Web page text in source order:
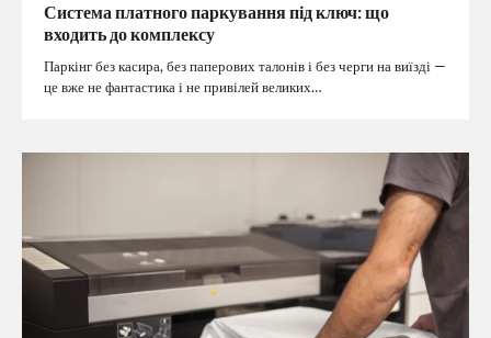
Система платного паркування під ключ: що
входить до комплексу
Паркінг без касира, без паперових талонів і без черги на виїзді —
це вже не фантастика і не привілей великих…